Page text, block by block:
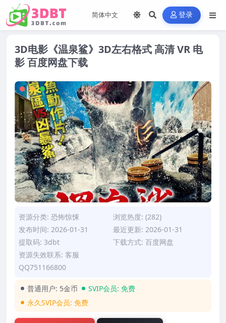
登录
3D电影《温泉鲨》3D左右格式 高清 VR 电
影 百度网盘下载
资源分类: 恐怖惊悚
浏览热度: (282)
发布时间: 2026-01-31
最近更新: 2026-01-31
提取码: 3dbt
下载方式: 百度网盘
资源失效联系: 客服
QQ751166800
普通用户: 5金币 SVIP会员: 免费
永久SVIP会员: 免费